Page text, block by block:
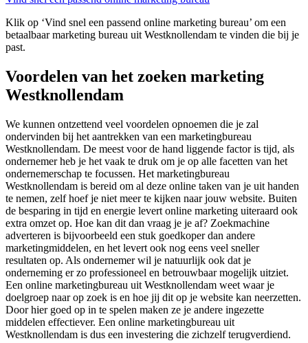
Klik op ‘Vind snel een passend online marketing bureau’ om een
betaalbaar marketing bureau uit Westknollendam te vinden die bij je
past.
Voordelen van het zoeken marketing
Westknollendam
We kunnen ontzettend veel voordelen opnoemen die je zal
ondervinden bij het aantrekken van een marketingbureau
Westknollendam. De meest voor de hand liggende factor is tijd, als
ondernemer heb je het vaak te druk om je op alle facetten van het
ondernemerschap te focussen. Het marketingbureau
Westknollendam is bereid om al deze online taken van je uit handen
te nemen, zelf hoef je niet meer te kijken naar jouw website. Buiten
de besparing in tijd en energie levert online marketing uiteraard ook
extra omzet op. Hoe kan dit dan vraag je je af? Zoekmachine
adverteren is bijvoorbeeld een stuk goedkoper dan andere
marketingmiddelen, en het levert ook nog eens veel sneller
resultaten op. Als ondernemer wil je natuurlijk ook dat je
onderneming er zo professioneel en betrouwbaar mogelijk uitziet.
Een online marketingbureau uit Westknollendam weet waar je
doelgroep naar op zoek is en hoe jij dit op je website kan neerzetten.
Door hier goed op in te spelen maken ze je andere ingezette
middelen effectiever. Een online marketingbureau uit
Westknollendam is dus een investering die zichzelf terugverdiend.